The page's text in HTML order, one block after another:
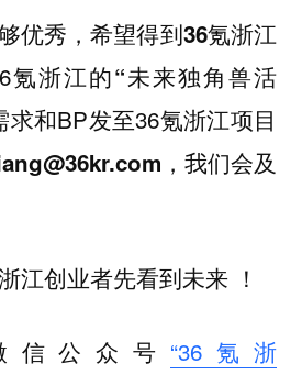
优秀，希望得到36氪浙江
氪浙江的“未来独角兽活
求和BP发至36氪浙江项目
，我们会及
创业者先看到未来 ！
信公众号 “36氪浙